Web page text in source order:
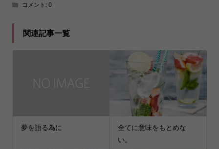
コメント:0
関連記事一覧
夢を語る為に
全てに意味をもとめな
い。